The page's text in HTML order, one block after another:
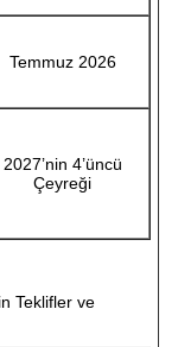
Temmuz 2026
2027’nin 4’üncü
Çeyreği
Teklifler ve